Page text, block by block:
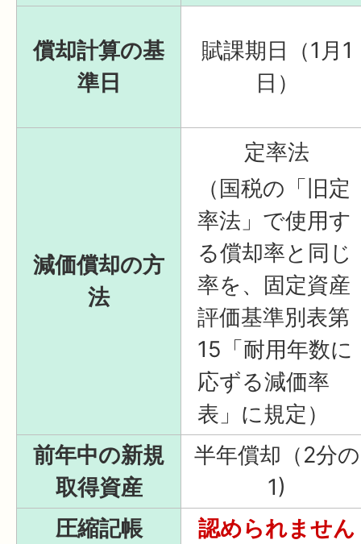
償却計算の基
準日
賦課期日（1月1
日）
減価償却の方
法
定率法
（国税の「旧定
率法」で使用す
る償却率と同じ
率を、固定資産
評価基準別表第
15「耐用年数に
応ずる減価率
表」に規定）
前年中の新規
取得資産
半年償却（2分の
1)
圧縮記帳
認められません